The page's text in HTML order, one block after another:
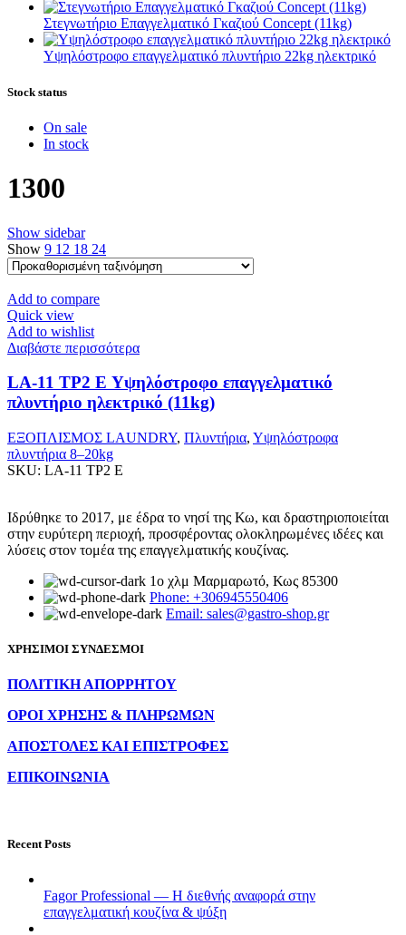
Στεγνωτήριο Επαγγελματικό Γκαζιού Concept (11kg)
Υψηλόστροφο επαγγελματικό πλυντήριο 22kg ηλεκτρικό
Stock status
On sale
In stock
1300
Show sidebar
Show 9 12 18 24
Add to compare
Quick view
Add to wishlist
Διαβάστε περισσότερα
LA-11 TP2 E Υψηλόστροφο επαγγελματικό
πλυντήριο ηλεκτρικό (11kg)
ΕΞΟΠΛΙΣΜΟΣ LAUNDRY, Πλυντήρια, Υψηλόστροφα
πλυντήρια 8–20kg
SKU: LA-11 TP2 E
Ιδρύθηκε το 2017, με έδρα το νησί της Κω, και δραστηριοποιείται
στην ευρύτερη περιοχή, προσφέροντας ολοκληρωμένες ιδέες και
λύσεις στον τομέα της επαγγελματικής κουζίνας.
1ο χλμ Μαρμαρωτό, Κως 85300
Phone: +306945550406
Email: sales@gastro-shop.gr
ΧΡΗΣΙΜΟΙ ΣΥΝΔΕΣΜΟΙ
ΠΟΛΙΤΙΚΗ ΑΠΟΡΡΗΤΟΥ
ΟΡΟΙ ΧΡΗΣΗΣ & ΠΛΗΡΩΜΩΝ
ΑΠΟΣΤΟΛΕΣ ΚΑΙ ΕΠΙΣΤΡΟΦΕΣ
ΕΠΙΚΟΙΝΩΝΙΑ
Recent Posts
Fagor Professional — Η διεθνής αναφορά στην
επαγγελματική κουζίνα & ψύξη